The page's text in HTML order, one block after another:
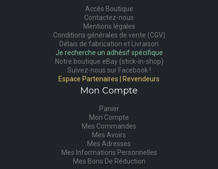
Accès Boutique
Contactez-nous
Mentions légales
Conditions générales de vente (CGV)
Délais de fabrication et Livraison
Je recherche un adhésif spécifique
Notre boutique eBay (stick-in-shop)
Suivez-nous sur Facebook !
Espace Partenaires | Revendeurs
Mon Compte
Panier
Mon Compte
Mes Commandes
Mes Avoirs
Mes Adresses
Mes Informations Personnelles
Mes Bons De Réduction